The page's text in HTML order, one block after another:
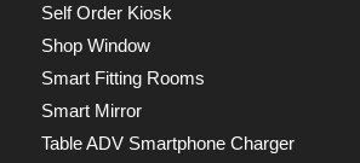
Self Order Kiosk
Shop Window
Smart Fitting Rooms
Smart Mirror
Table ADV Smartphone Charger